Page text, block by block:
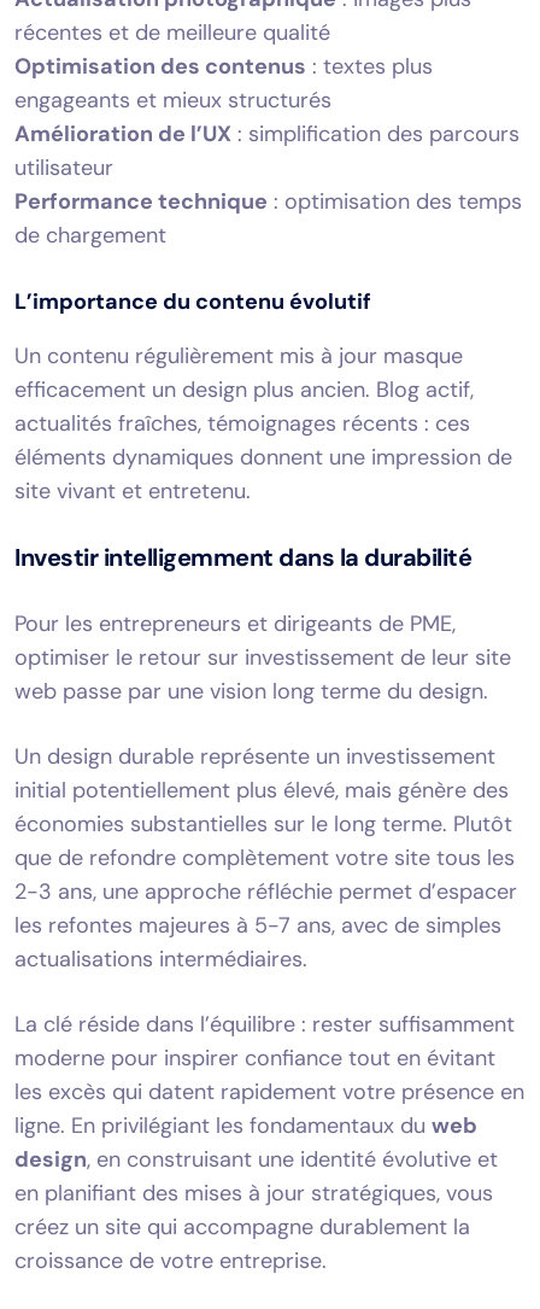
récentes et de meilleure qualité
Optimisation des contenus : textes plus
engageants et mieux structurés
Amélioration de l’UX : simplification des parcours
utilisateur
Performance technique : optimisation des temps
de chargement
L’importance du contenu évolutif
Un contenu régulièrement mis à jour masque
efficacement un design plus ancien. Blog actif,
actualités fraîches, témoignages récents : ces
éléments dynamiques donnent une impression de
site vivant et entretenu.
Investir intelligemment dans la durabilité
Pour les entrepreneurs et dirigeants de PME,
optimiser le retour sur investissement de leur site
web passe par une vision long terme du design.
Un design durable représente un investissement
initial potentiellement plus élevé, mais génère des
économies substantielles sur le long terme. Plutôt
que de refondre complètement votre site tous les
2-3 ans, une approche réfléchie permet d’espacer
les refontes majeures à 5-7 ans, avec de simples
actualisations intermédiaires.
La clé réside dans l’équilibre : rester suffisamment
moderne pour inspirer confiance tout en évitant
les excès qui datent rapidement votre présence en
ligne. En privilégiant les fondamentaux du web
design, en construisant une identité évolutive et
en planifiant des mises à jour stratégiques, vous
créez un site qui accompagne durablement la
croissance de votre entreprise.